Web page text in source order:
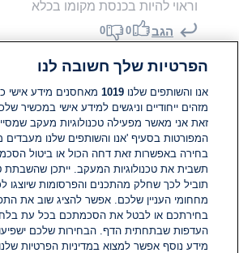
וראוי להיות בכנסת מקומו בכלא
הגב 0
0
שין שין
18 במאי 2026
יאיר גולן וחבריו שואבים עזות מצח
נעצרו עי השבכ בפגיעה בדמוקרטיה
.כדאי שתשתוק עלוב נפש שהיה סגן
על נאצים כשהו עצמו גזען...
הגב 0
0
הפרטיות שלך חשובה לנו
אנו והשותפים שלנו1019 מאחסנים מידע אישי
מזהים ייחודיים וניגשים למידע אישי במכשיר
זאת אני מאשר מפעילה טכנולוגיות מעקב
המפורטות בסעיף 'אנו והשותפים שלנו מעבדים
בחירה באפשרות זאת דחה הכול או ביטול
תשבית את טכנולוגיות המעקב. ייתכן שהשבתת
תוביל לכך שחלק מהתכנים והפרסומות שיוצגו
מחחומי העניין שלכם. אפשר להציג שוב את
בחירתכם או לבטל את הסכמתכם בכל עת
העדפות שבתחתית הדף. הבחירות שלכם
מידע נוסף אפשר למצוא במדיניות הפרטיות